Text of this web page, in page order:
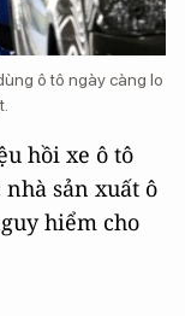
ô tô ngày càng lo
hồi xe ô tô
sản xuất ô
hiểm cho